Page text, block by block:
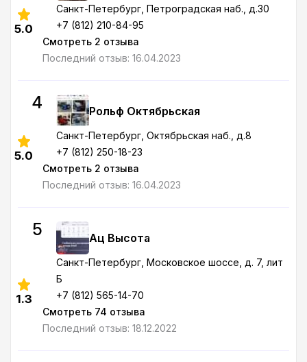
Санкт-Петербург , Петроградская наб., д.30
+7 (812) 210-84-95
Смотреть 2 отзыва
Последний отзыв: 16.04.2023
5.0
4 Рольф Октябрьская
Санкт-Петербург , Октябрьская наб., д.8
+7 (812) 250-18-23
Смотреть 2 отзыва
Последний отзыв: 16.04.2023
5.0
5 Ац Высота
Санкт-Петербург , Московское шоссе, д. 7, лит
Б
+7 (812) 565-14-70
Смотреть 74 отзыва
Последний отзыв: 18.12.2022
1.3